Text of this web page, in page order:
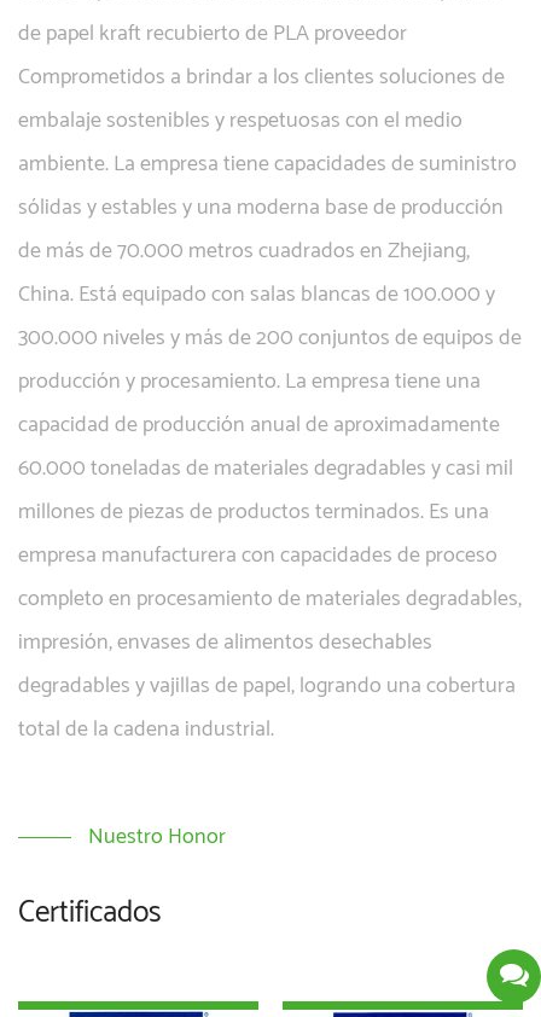
de papel kraft recubierto de PLA proveedor
Comprometidos a brindar a los clientes soluciones de
embalaje sostenibles y respetuosas con el medio
ambiente. La empresa tiene capacidades de suministro
sólidas y estables y una moderna base de producción
de más de 70.000 metros cuadrados en Zhejiang,
China. Está equipado con salas blancas de 100.000 y
300.000 niveles y más de 200 conjuntos de equipos de
producción y procesamiento. La empresa tiene una
capacidad de producción anual de aproximadamente
60.000 toneladas de materiales degradables y casi mil
millones de piezas de productos terminados. Es una
empresa manufacturera con capacidades de proceso
completo en procesamiento de materiales degradables,
impresión, envases de alimentos desechables
degradables y vajillas de papel, logrando una cobertura
total de la cadena industrial.
Nuestro Honor
Certificados